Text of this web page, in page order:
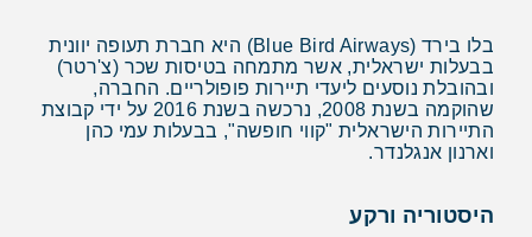
בלו בירד (Blue Bird Airways) היא חברת תעופה יוונית
בבעלות ישראלית, אשר מתמחה בטיסות שכר (צ'רטר)
ובהובלת נוסעים ליעדי תיירות פופולריים. החברה,
שהוקמה בשנת 2008, נרכשה בשנת 2016 על ידי קבוצת
התיירות הישראלית "קווי חופשה", בבעלות עמי כהן
וארנון אנגלנדר.
היסטוריה ורקע